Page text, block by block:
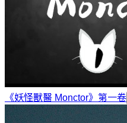
《妖怪獸醫 Monctor》第一卷